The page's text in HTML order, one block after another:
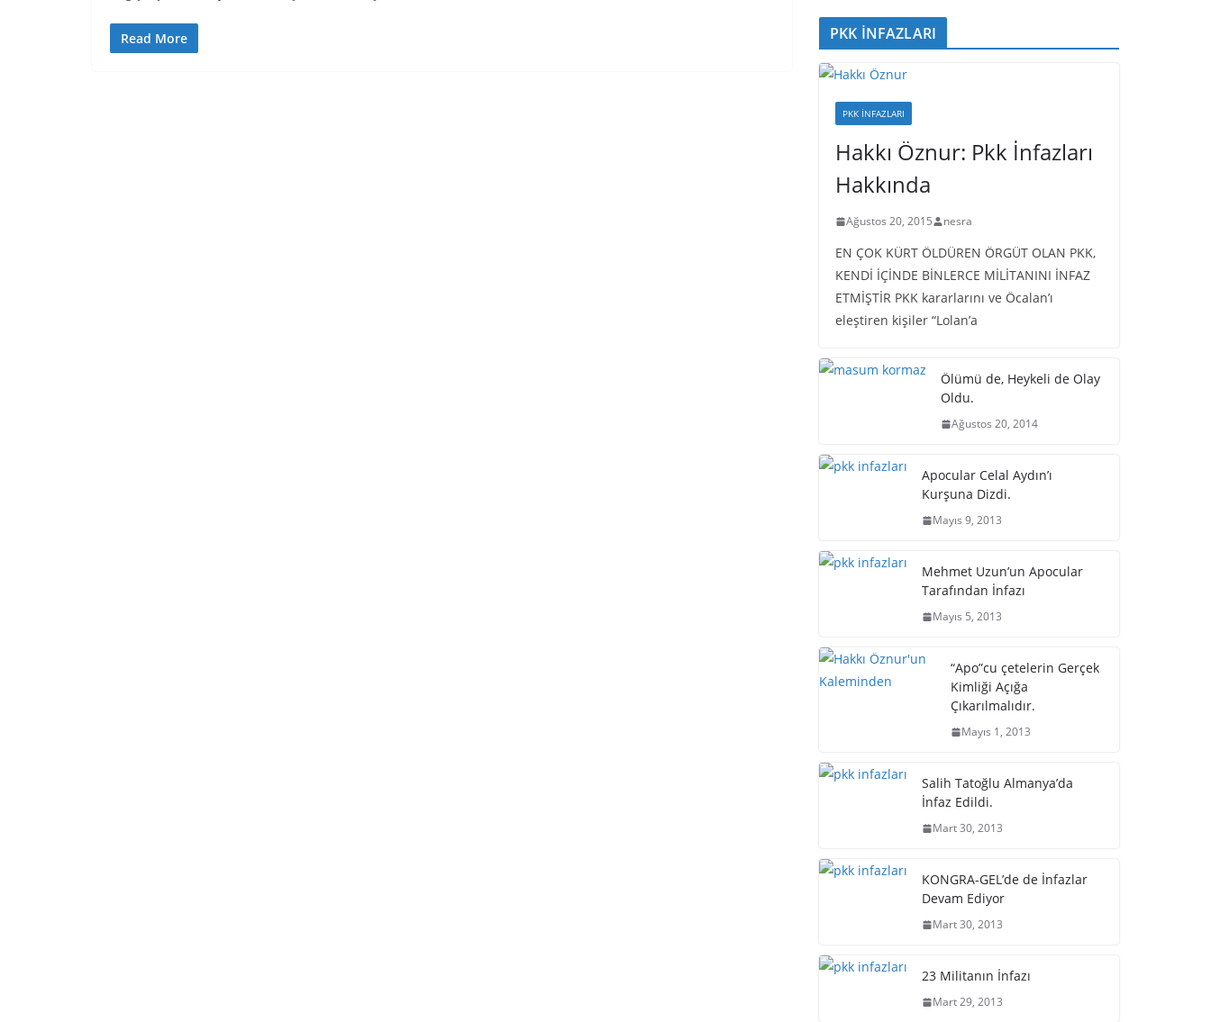
Read More PKK İNFAZLARI
PKK İNFAZLARI
Hakkı Öznur: Pkk İnfazları
Hakkında
Ağustos 20, 2015 nesra
EN ÇOK KÜRT ÖLDÜREN ÖRGÜT OLAN PKK,
KENDİ İÇİNDE BİNLERCE MİLİTANINI İNFAZ
ETMİŞTİR PKK kararlarını ve Öcalan’ı
eleştiren kişiler “Lolan’a
Ölümü de, Heykeli de Olay
Oldu.
Ağustos 20, 2014
Apocular Celal Aydın’ı
Kurşuna Dizdi.
Mayıs 9, 2013
Mehmet Uzun’un Apocular
Tarafından İnfazı
Mayıs 5, 2013
“Apo”cu çetelerin Gerçek
Kimliği Açığa
Çıkarılmalıdır.
Mayıs 1, 2013
Salih Tatoğlu Almanya’da
İnfaz Edildi.
Mart 30, 2013
KONGRA-GEL’de de İnfazlar
Devam Ediyor
Mart 30, 2013
23 Militanın İnfazı
Mart 29, 2013